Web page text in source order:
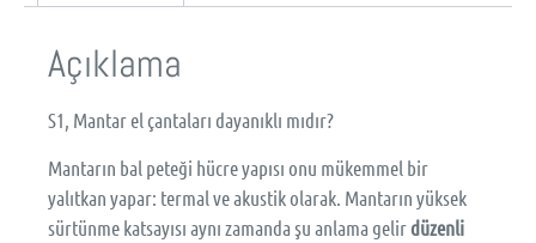
Açıklama
S1, Mantar el çantaları dayanıklı mıdır?
Mantarın bal peteği hücre yapısı onu mükemmel bir
yalıtkan yapar: termal ve akustik olarak. Mantarın yüksek
sürtünme katsayısı aynı zamanda şu anlama gelirdüzenli